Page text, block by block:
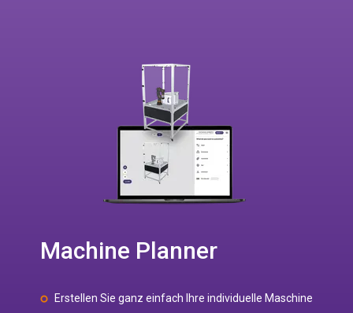
Machine Planner
Erstellen Sie ganz einfach Ihre individuelle Maschine